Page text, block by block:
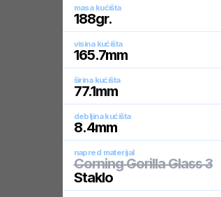
masa kućišta
188gr.
visina kućišta
165.7mm
širina kućišta
77.1mm
debljina kućišta
8.4mm
napred materijal
Corning Gorilla Glass 3
Staklo